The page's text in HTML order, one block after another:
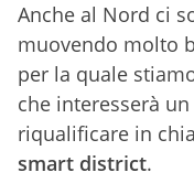
Anche al Nord ci
muovendo molto
per la quale
che interesserà
riqualificare in
smart district.